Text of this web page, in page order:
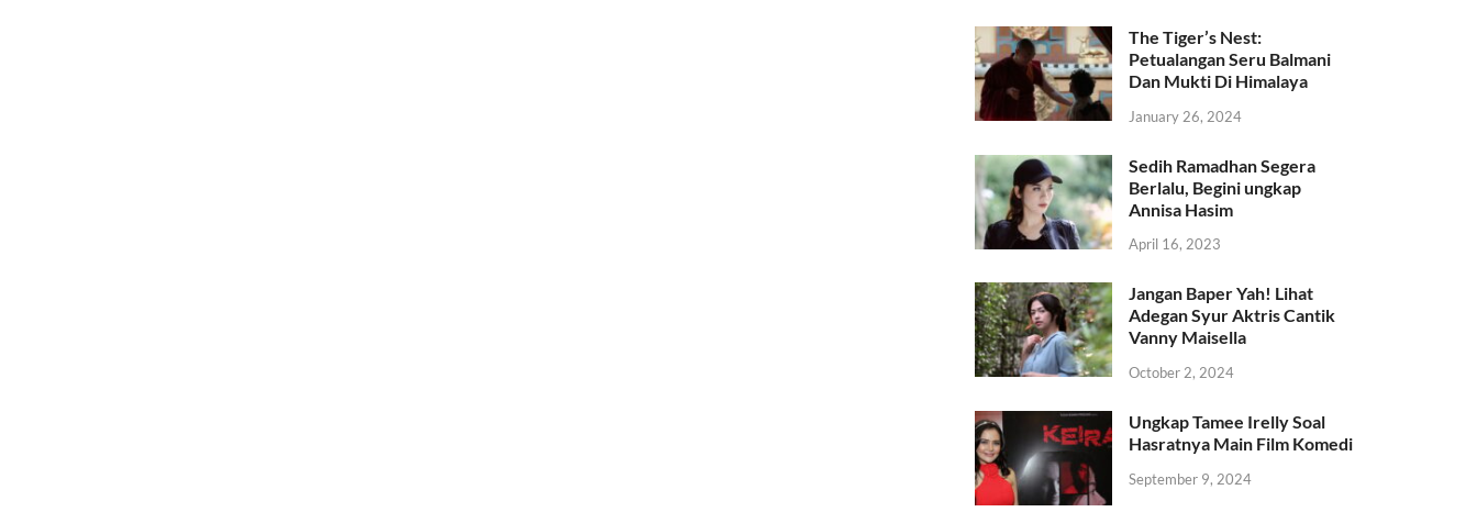
The Tiger’s Nest:
Petualangan Seru Balmani
Dan Mukti Di Himalaya
January 26, 2024
Sedih Ramadhan Segera
Berlalu, Begini ungkap
Annisa Hasim
April 16, 2023
Jangan Baper Yah! Lihat
Adegan Syur Aktris Cantik
Vanny Maisella
October 2, 2024
Ungkap Tamee Irelly Soal
Hasratnya Main Film Komedi
September 9, 2024